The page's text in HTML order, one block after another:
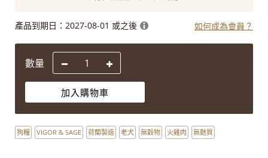
產品到期日： 2027-08-01 或之後 如何成為會員？
數量
加入購物車
狗糧 VIGOR & SAGE 荷蘭製造 老犬 無穀物 火雞肉 無麩質